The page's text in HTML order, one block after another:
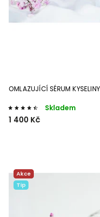
OMLAZUJÍCÍ SÉRUM
Skladem
1 400 Kč
Akce
Tip